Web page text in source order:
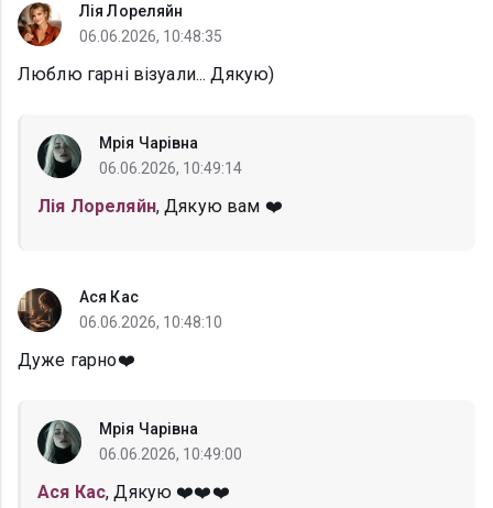
Лія Лореляйн
06.06.2026, 10:48:35
Люблю гарні візуали... Дякую)
Мрія Чарівна
06.06.2026, 10:49:14
Лія Лореляйн, Дякую вам ❤️
Ася Кас
06.06.2026, 10:48:10
Дуже гарно❤️
Мрія Чарівна
06.06.2026, 10:49:00
Ася Кас, Дякую ❤️❤️❤️